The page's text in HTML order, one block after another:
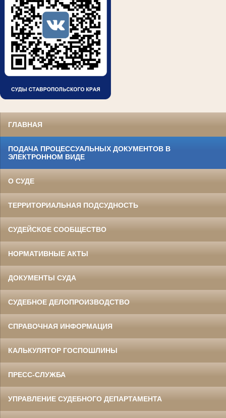
ГЛАВНАЯ
ПОДАЧА ПРОЦЕССУАЛЬНЫХ ДОКУМЕНТОВ В
ЭЛЕКТРОННОМ ВИДЕ
О СУДЕ
ТЕРРИТОРИАЛЬНАЯ ПОДСУДНОСТЬ
СУДЕЙСКОЕ СООБЩЕСТВО
НОРМАТИВНЫЕ АКТЫ
ДОКУМЕНТЫ СУДА
СУДЕБНОЕ ДЕЛОПРОИЗВОДСТВО
СПРАВОЧНАЯ ИНФОРМАЦИЯ
КАЛЬКУЛЯТОР ГОСПОШЛИНЫ
ПРЕСС-СЛУЖБА
УПРАВЛЕНИЕ СУДЕБНОГО ДЕПАРТАМЕНТА